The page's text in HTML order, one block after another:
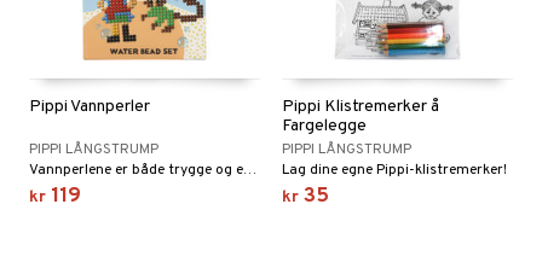
Pippi Vannperler
PIPPI LÅNGSTRUMP
Vannperlene er både trygge og enkle å bruke!
kr 119
Pippi Klistremerker å
Fargelegge
PIPPI LÅNGSTRUMP
Lag dine egne Pippi-klistremerker!
kr 35